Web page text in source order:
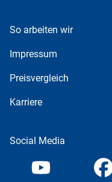
So arbeiten wir
Impressum
Preisvergleich
Karriere
Social Media